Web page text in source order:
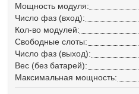
Мощность модуля:
Число фаз (вход):
Кол-во модулей:
Свободные слоты:
Число фаз (выход):
Вес (без батарей):
Максимальная мощность: